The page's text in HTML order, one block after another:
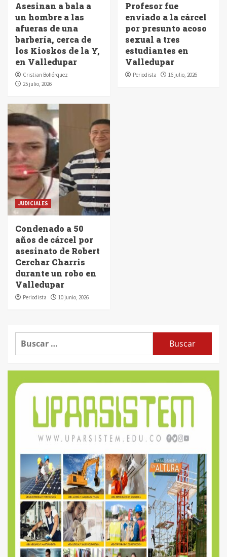
Asesinan a bala a
un hombre a las
afueras de una
barbería, cerca de
los Kioskos de la Y,
en Valledupar
Cristian Bohórquez
25 julio, 2026
Profesor fue
enviado a la cárcel
por presunto acoso
sexual a tres
estudiantes en
Valledupar
Periodista 16 julio, 2026
JUDICIALES
Condenado a 50
años de cárcel por
asesinato de Robert
Cerchar Charris
durante un robo en
Valledupar
Periodista 10 junio, 2026
Buscar: